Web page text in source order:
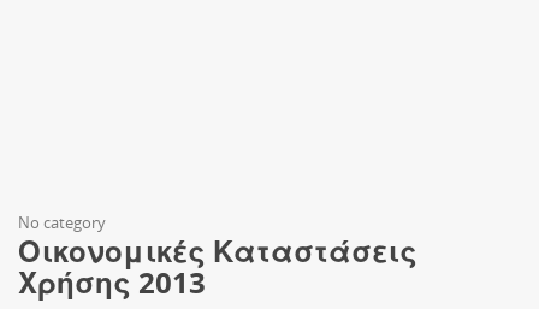
No category
Οικονομικές Καταστάσεις
Χρήσης 2013